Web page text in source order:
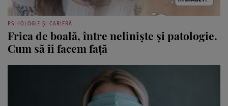
PSIHOLOGIE ȘI CARIERĂ
Frica de boală, între neliniște și patologie.
Cum să îi facem față